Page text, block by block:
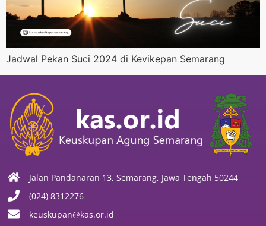
Jadwal Pekan Suci 2024 di Kevikepan Semarang
Jalan Pandanaran 13, Semarang, Jawa Tengah 50244
(024) 8312276
keuskupan@kas.or.id